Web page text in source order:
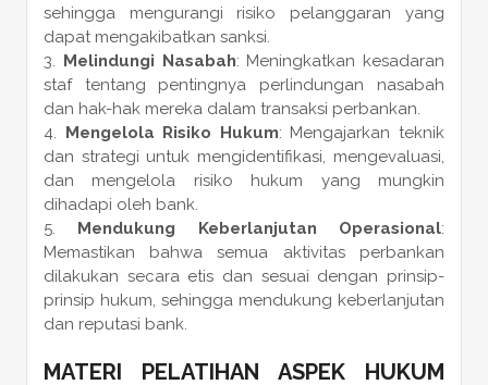
sehingga mengurangi risiko pelanggaran yang
dapat mengakibatkan sanksi.
Melindungi Nasabah: Meningkatkan kesadaran
staf tentang pentingnya perlindungan nasabah
dan hak-hak mereka dalam transaksi perbankan.
Mengelola Risiko Hukum: Mengajarkan teknik
dan strategi untuk mengidentifikasi, mengevaluasi,
dan mengelola risiko hukum yang mungkin
dihadapi oleh bank.
Mendukung Keberlanjutan Operasional:
Memastikan bahwa semua aktivitas perbankan
dilakukan secara etis dan sesuai dengan prinsip-
prinsip hukum, sehingga mendukung keberlanjutan
dan reputasi bank.
MATERI PELATIHAN ASPEK HUKUM